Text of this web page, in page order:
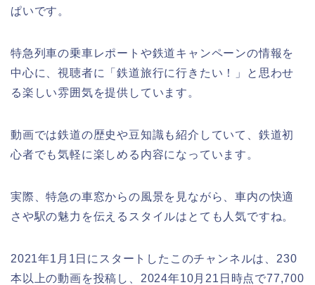
ぱいです。
特急列車の乗車レポートや鉄道キャンペーンの情報を
中心に、視聴者に「鉄道旅行に行きたい！」と思わせ
る楽しい雰囲気を提供しています。
動画では鉄道の歴史や豆知識も紹介していて、鉄道初
心者でも気軽に楽しめる内容になっています。
実際、特急の車窓からの風景を見ながら、車内の快適
さや駅の魅力を伝えるスタイルはとても人気ですね。
2021年1月1日にスタートしたこのチャンネルは、230
本以上の動画を投稿し、2024年10月21日時点で77,700